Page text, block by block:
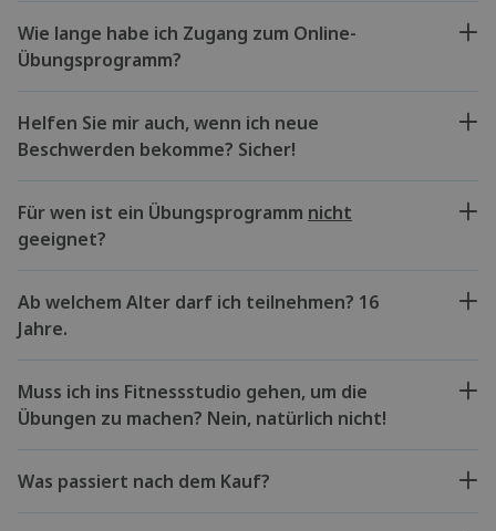
Wie lange habe ich Zugang zum Online-
Übungsprogramm?
Helfen Sie mir auch, wenn ich neue
Beschwerden bekomme? Sicher!
Für wen ist ein Übungsprogramm nicht
geeignet?
Ab welchem Alter darf ich teilnehmen? 16
Jahre.
Muss ich ins Fitnessstudio gehen, um die
Übungen zu machen? Nein, natürlich nicht!
Was passiert nach dem Kauf?